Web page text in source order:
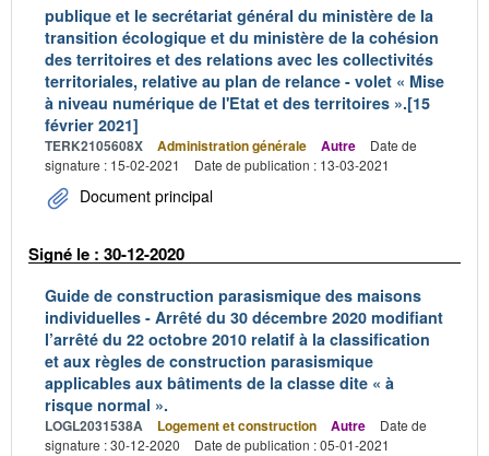
publique et le secrétariat général du ministère de la
transition écologique et du ministère de la cohésion
des territoires et des relations avec les collectivités
territoriales, relative au plan de relance - volet « Mise
à niveau numérique de l'Etat et des territoires ».[15
février 2021]
TERK2105608X Administration générale Autre
Date de
signature : 15-02-2021
Date de publication : 13-03-2021
Document principal
Signé le : 30-12-2020
Guide de construction parasismique des maisons
individuelles - Arrêté du 30 décembre 2020 modifiant
l’arrêté du 22 octobre 2010 relatif à la classification
et aux règles de construction parasismique
applicables aux bâtiments de la classe dite « à
risque normal ».
LOGL2031538A Logement et construction Autre
Date de
signature : 30-12-2020
Date de publication : 05-01-2021